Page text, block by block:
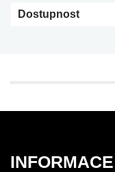
Dostupnost